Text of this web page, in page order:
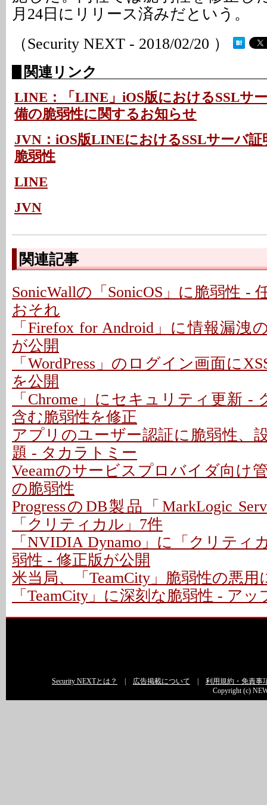
月24日にリリース済みだという。
（Security NEXT - 2018/02/20 ）
関連リンク
LINE：「LINE」iOS版におけるSSLサ
備の脆弱性に関するお知らせ
JVN：iOS版LINEにおけるSSLサーバ証
脆弱性
LINE
JVN
関連記事
SonicWallの「SonicOS」に脆弱性 -
おそれ
「Firefox for Android」に情報漏洩
が公開
「WordPress」のログイン画面に
を公開
「Chrome」にセキュリティ更新 -
含む脆弱性を修正
アプリのユーザー認証に脆弱性、
題 - タカラトミー
Veeamのサービスプロバイダ向け
の脆弱性
ProgressのDB製品「MarkLogic
「クリティカル」7件
「NVIDIA Dynamo」に「クリティ
弱性 - 修正版が公開
米当局、「TeamCity」脆弱性の悪用
「TeamCity」に深刻な脆弱性 - ア
Security NEXTとは？ 広告掲載について
利用規約・免責事
Copyright (c)